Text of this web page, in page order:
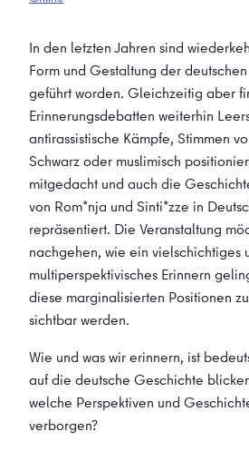
In den letzten Jahren sind
Form und Gestaltung der
geführt worden. Gleichzeitig aber
Erinnerungsdebatten weiterhin
antirassistische Kämpfe, Stimmen
Schwarz oder muslimisch
mitgedacht und auch die
von Rom*nja und Sinti*zze in
repräsentiert. Die Veranstaltung
nachgehen, wie ein vielschichtiges
multiperspektivisches Erinnern
diese marginalisierten Positionen
sichtbar werden.
Wie und was wir erinnern, ist
auf die deutsche Geschichte
welche Perspektiven und
verborgen?